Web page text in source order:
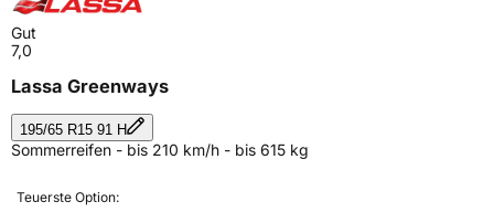
Gut
7,0
Lassa Greenways
195/65 R15 91 H
Sommerreifen - bis 210 km/h - bis 615 kg
Teuerste Option: